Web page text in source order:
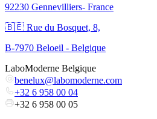
92230 Gennevilliers- France
🇧🇪 Rue du Bosquet, 8,
B-7970 Beloeil - Belgique
LaboModerne Belgique
benelux@labomoderne.com
+32 6 958 00 04
+32 6 958 00 05